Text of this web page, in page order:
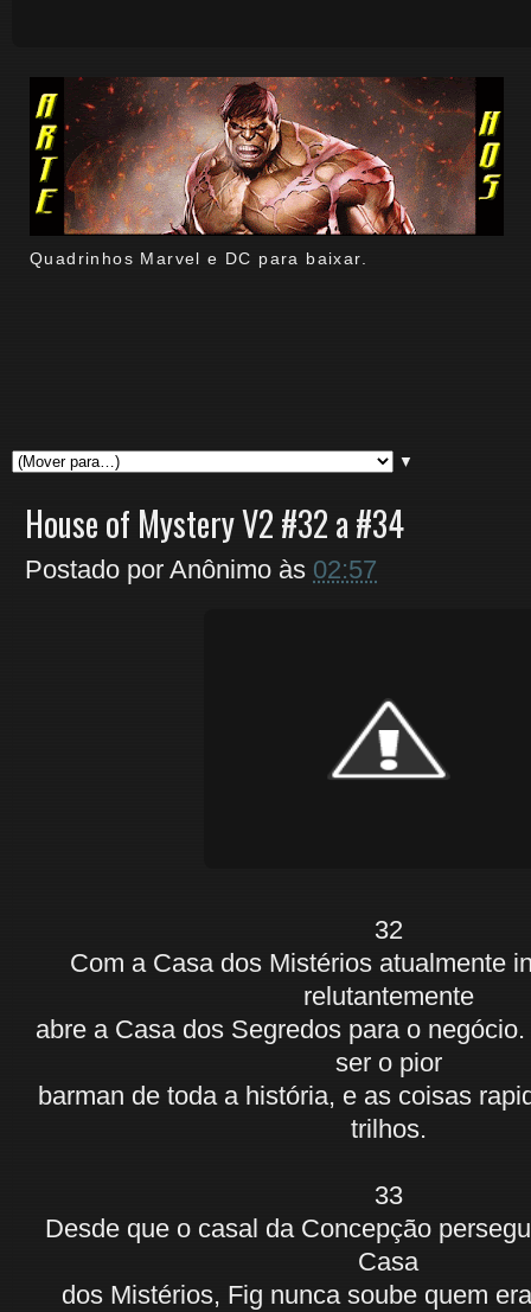
Quadrinhos Marvel e DC para baixar.
▼
House of Mystery V2 #32 a #34
Postado por Anônimo às 02:57
32
Com a Casa dos Mistérios atualmente
relutantemente
abre a Casa dos Segredos para o
ser o pior
barman de toda a história, e as coisas
trilhos.
33
Desde que o casal da Concepção
Casa
dos Mistérios, Fig nunca soube quem